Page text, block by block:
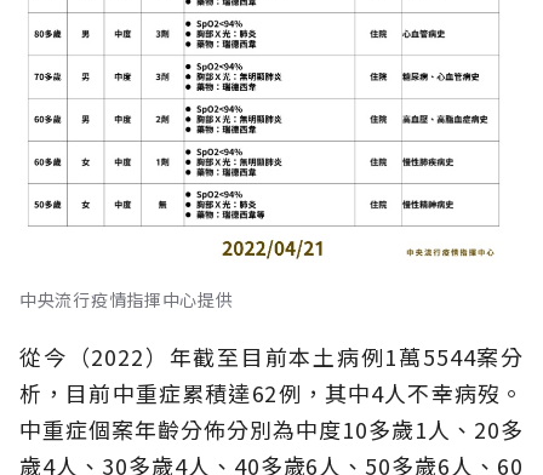
中央流行疫情指揮中心提供
從今（2022）年截至目前本土病例1萬5544案分
析，目前中重症累積達62例，其中4人不幸病歿。
中重症個案年齡分佈分別為中度10多歲1人、20多
歲4人、30多歲4人、40多歲6人、50多歲6人、60